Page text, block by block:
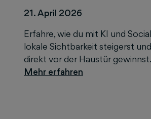
21. April 2026
Erfahre, wie du mit KI und
lokale Sichtbarkeit steigerst
direkt vor der Haustür gewinnst.